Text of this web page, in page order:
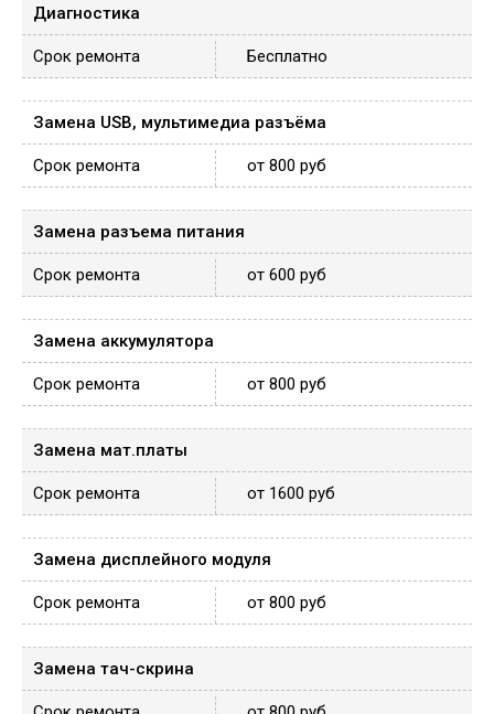
Диагностика
Бесплатно
Замена USB, мультимедиа разъёма
от 800 руб
Замена разъема питания
от 600 руб
Замена аккумулятора
от 800 руб
Замена мат.платы
от 1600 руб
Замена дисплейного модуля
от 800 руб
Замена тач-скрина